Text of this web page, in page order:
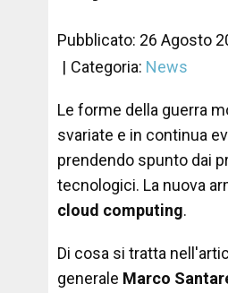
Pubblicato: 26 Agosto
Categoria: News
Le forme della guerra
svariate e in continua
prendendo spunto dai
tecnologici. La nuova
cloud computing.
Di cosa si tratta
generale Marco